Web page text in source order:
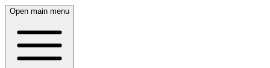
Open main menu